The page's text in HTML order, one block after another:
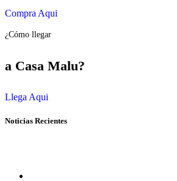
Compra Aqui
¿Cómo llegar
a Casa Malu?
Llega Aqui
Noticias Recientes